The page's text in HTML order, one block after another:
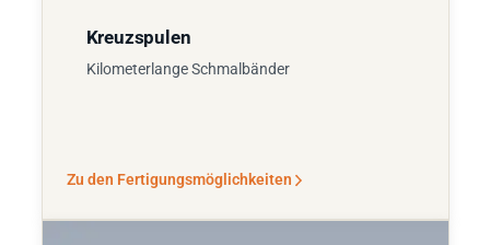
Kreuzspulen
Kilometerlange Schmalbänder
Zu den Fertigungsmöglichkeiten